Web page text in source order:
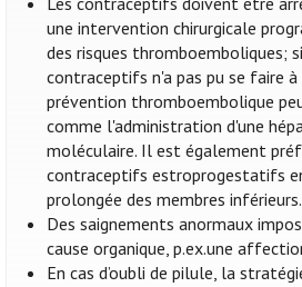
une intervention chirurgicale
des risques thromboemboliques;
contraceptifs n'a pas pu se faire à
prévention thromboembolique
comme l'administration d'une
moléculaire. Il est également
contraceptifs estroprogestatifs
prolongée des membres inférieurs.
Des saignements anormaux
cause organique, p.ex.une
En cas d’oubli de pilule, la